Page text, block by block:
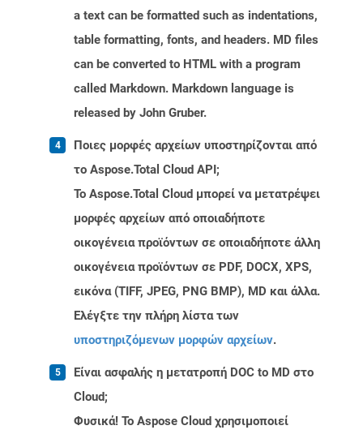
a text can be formatted such as indentations,
table formatting, fonts, and headers. MD files
can be converted to HTML with a program
called Markdown. Markdown language is
released by John Gruber.
Ποιες μορφές αρχείων υποστηρίζονται από
το Aspose.Total Cloud API;
Το Aspose.Total Cloud μπορεί να μετατρέψει
μορφές αρχείων από οποιαδήποτε
οικογένεια προϊόντων σε οποιαδήποτε άλλη
οικογένεια προϊόντων σε PDF, DOCX, XPS,
εικόνα (TIFF, JPEG, PNG BMP), MD και άλλα.
Ελέγξτε την πλήρη λίστα των
υποστηριζόμενων μορφών αρχείων.
Είναι ασφαλής η μετατροπή DOC to MD στο
Cloud;
Φυσικά! Το Aspose Cloud χρησιμοποιεί